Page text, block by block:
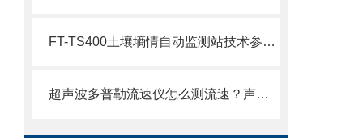
FT-TS400土壤墒情自动监测站技术参数全拆解：四层土壤温湿电导率同步监测。
超声波多普勒流速仪怎么测流速？声学多普勒频移测速原理深度解读